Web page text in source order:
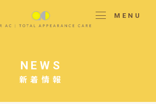
MENU
新着情報
NEWS